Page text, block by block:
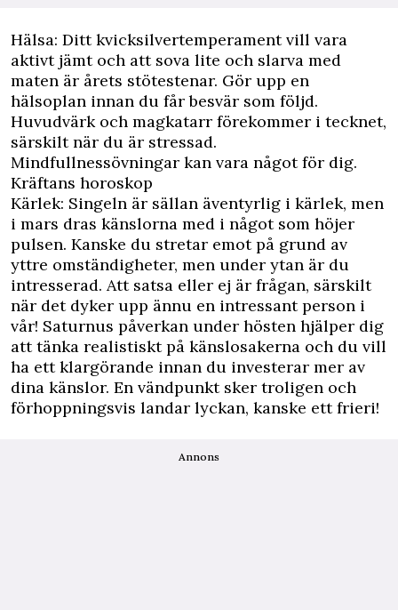
Hälsa: Ditt kvicksilvertemperament vill vara
aktivt jämt och att sova lite och slarva med
maten är årets stötestenar. Gör upp en
hälsoplan innan du får besvär som följd.
Huvudvärk och magkatarr förekommer i tecknet,
särskilt när du är stressad.
Mindfullnessövningar kan vara något för dig.
Kräftans horoskop
Kärlek: Singeln är sällan äventyrlig i kärlek, men
i mars dras känslorna med i något som höjer
pulsen. Kanske du stretar emot på grund av
yttre omständigheter, men under ytan är du
intresserad. Att satsa eller ej är frågan, särskilt
när det dyker upp ännu en intressant person i
vår! Saturnus påverkan under hösten hjälper dig
att tänka realistiskt på känslosakerna och du vill
ha ett klargörande innan du investerar mer av
dina känslor. En vändpunkt sker troligen och
förhoppningsvis landar lyckan, kanske ett frieri!
Annons